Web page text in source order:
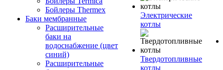
Бойлеры Thermex
Баки мембранные
Расширительные
баки на
водоснабжение (цвет
синий)
Расширительные
Электрические
котлы
Твердотопливные
котлы